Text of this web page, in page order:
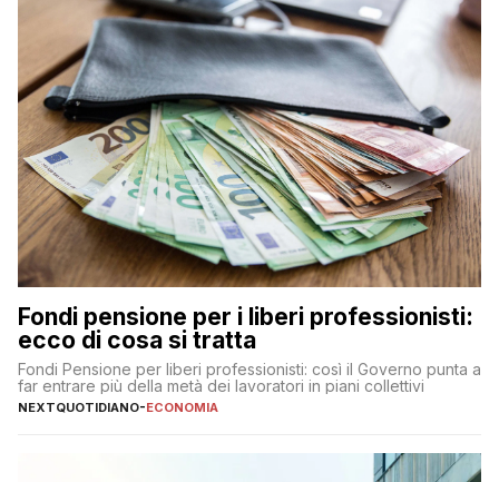
Fondi pensione per i liberi professionisti:
ecco di cosa si tratta
Fondi Pensione per liberi professionisti: così il Governo punta a
far entrare più della metà dei lavoratori in piani collettivi
NEXTQUOTIDIANO-ECONOMIA